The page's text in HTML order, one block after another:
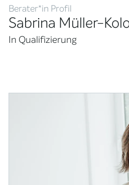
Berater*in Profil
Sabrina Müller-
In Qualifizierung